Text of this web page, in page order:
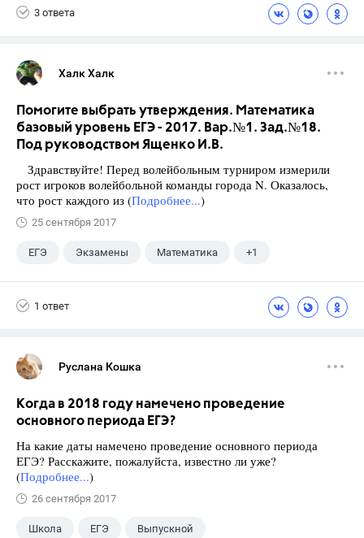
3 ответа
Халк Халк
Помогите выбрать утверждения. Математика
базовый уровень ЕГЭ - 2017. Вар.№1. Зад.№18.
Под руководством Ященко И.В.
Здравствуйте! Перед волейбольным турниром измерили
рост игроков волейбольной команды города N. Оказалось,
что рост каждого из (Подробнее...)
25 сентября 2017
ЕГЭ Экзамены Математика +1
1 ответ
Руслана Кошка
Когда в 2018 году намечено проведение
основного периода ЕГЭ?
На какие даты намечено проведение основного периода
ЕГЭ? Расскажите, пожалуйста, известно ли уже?
(Подробнее...)
26 сентября 2017
Школа ЕГЭ Выпускной